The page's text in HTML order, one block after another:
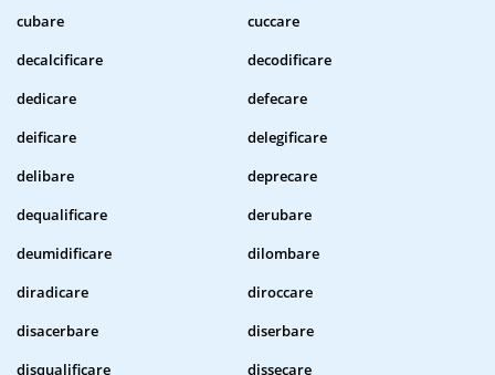
cubare
cuccare
decalcificare
decodificare
dedicare
defecare
deificare
delegificare
delibare
deprecare
dequalificare
derubare
deumidificare
dilombare
diradicare
diroccare
disacerbare
diserbare
disqualificare
dissecare